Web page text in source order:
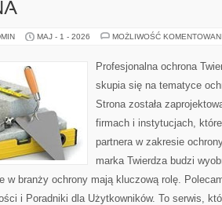
MAJ - 1 - 2026 MOŻLIWOŚĆ
Profesjonalna ochrona
skupia się na tematyce
Strona została
firmach i instytucjach,
partnera w zakresie
marka Twierdza budzi
w branży ochrony mają kluczową rolę.
i Poradniki dla Użytkowników. To serwis,